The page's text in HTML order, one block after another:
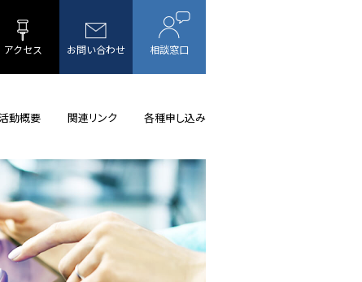
アクセス お問い合わせ 相談窓口
動概要 関連リンク 各種申し込み